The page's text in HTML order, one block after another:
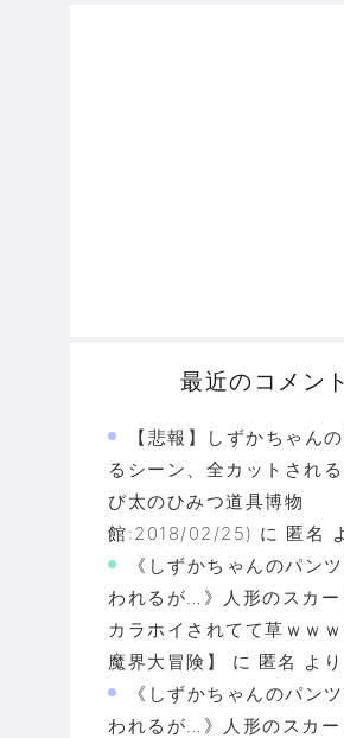
最近のコメント
【悲報】しずかちゃん
るシーン、全カットされ
び太のひみつ道具博物
館:2018/02/25) に 匿名
《しずかちゃんのパン
われるが…》人形のスカー
カラホイされてて草ｗｗ
魔界大冒険】
に 匿名 より
《しずかちゃんのパン
われるが…》人形のスカー